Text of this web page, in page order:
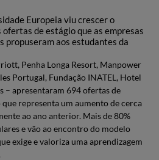
Europeia viu crescer o
ofertas de estágio que as empresas
propuseram aos estudantes da
Penha Longa Resort, Manpower
Portugal, Fundação INATEL, Hotel
– apresentaram 694 ofertas de
representa um aumento de cerca
ao ano anterior. Mais de 80%
e vão ao encontro do modelo
exige e valoriza uma aprendizagem